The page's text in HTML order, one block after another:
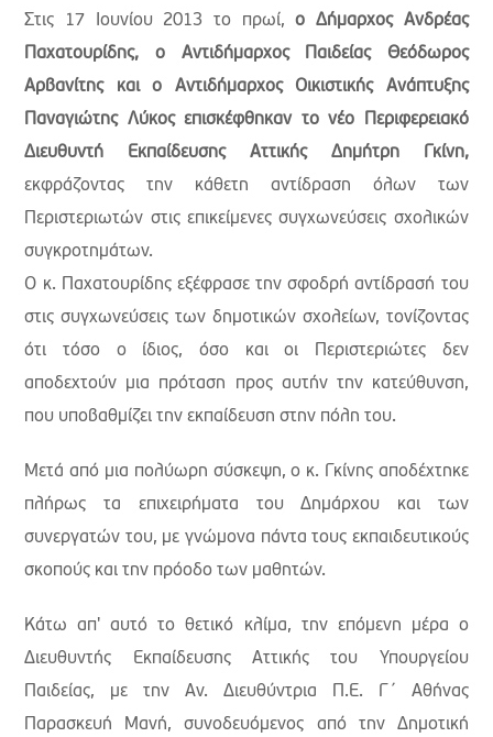
Στις 17 Ιουνίου 2013 το πρωί, ο Δήμαρχος Ανδρέας
Παχατουρίδης, ο Αντιδήμαρχος Παιδείας Θεόδωρος
Αρβανίτης και ο Αντιδήμαρχος Οικιστικής Ανάπτυξης
Παναγιώτης Λύκος επισκέφθηκαν το νέο Περιφερειακό
Διευθυντή Εκπαίδευσης Αττικής Δημήτρη Γκίνη,
εκφράζοντας την κάθετη αντίδραση όλων των
Περιστεριωτών στις επικείμενες συγχωνεύσεις σχολικών
συγκροτημάτων.
Ο κ. Παχατουρίδης εξέφρασε την σφοδρή αντίδρασή του
στις συγχωνεύσεις των δημοτικών σχολείων, τονίζοντας
ότι τόσο ο ίδιος, όσο και οι Περιστεριώτες δεν
αποδεχτούν μια πρόταση προς αυτήν την κατεύθυνση,
που υποβαθμίζει την εκπαίδευση στην πόλη του.
Μετά από μια πολύωρη σύσκεψη, ο κ. Γκίνης αποδέχτηκε
πλήρως τα επιχειρήματα του Δημάρχου και των
συνεργατών του, με γνώμονα πάντα τους εκπαιδευτικούς
σκοπούς και την πρόοδο των μαθητών.
Κάτω απ' αυτό το θετικό κλίμα, την επόμενη μέρα ο
Διευθυντής Εκπαίδευσης Αττικής του Υπουργείου
Παιδείας, με την Αν. Διευθύντρια Π.Ε. Γ΄ Αθήνας
Παρασκευή Μανή, συνοδευόμενος από την Δημοτική